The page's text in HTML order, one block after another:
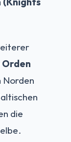
Norden
die